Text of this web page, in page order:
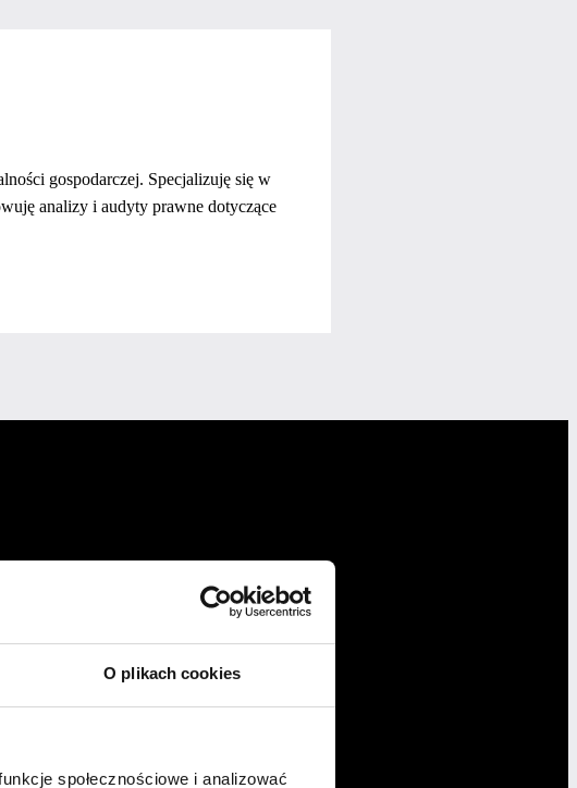
O plikach cookies
społecznościowe i analizować
gospodarczej. Specjalizuję się w
analizy i audyty prawne dotyczące